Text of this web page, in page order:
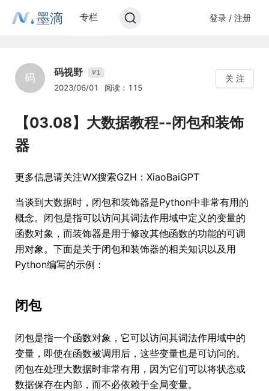
墨滴 专栏 登录 / 注册
码 码视野 V1
2023/06/01 阅读：115
关 注
【03.08】大数据教程--闭包和装饰
器
更多信息请关注WX搜索GZH：XiaoBaiGPT
当谈到大数据时，闭包和装饰器是Python中非常有用的
概念。闭包是指可以访问其词法作用域中定义的变量的
函数对象，而装饰器是用于修改其他函数的功能的可调
用对象。下面是关于闭包和装饰器的相关知识以及用
Python编写的示例：
闭包
闭包是指一个函数对象，它可以访问其词法作用域中的
变量，即使在函数被调用后，这些变量也是可访问的。
闭包在处理大数据时非常有用，因为它们可以将状态或
数据保存在内部，而不必依赖于全局变量。